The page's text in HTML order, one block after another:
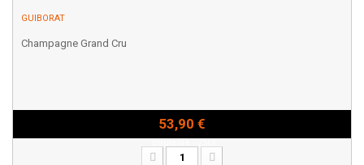
GUIBORAT
Champagne Grand Cru
53,90 €